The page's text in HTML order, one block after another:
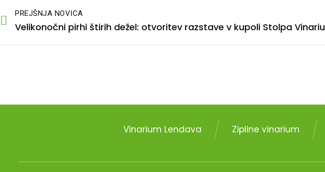
PREJŠNJA NOVICA
Vinarium Lendava Zipline vinarium